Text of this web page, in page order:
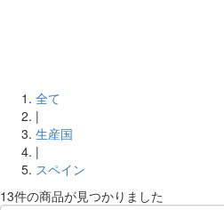
全て
|
生産国
|
スペイン
13件の商品が見つかりました